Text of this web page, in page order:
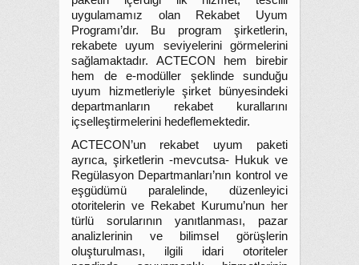
uygulamamız olan Rekabet Uyum
Programı’dır. Bu program şirketlerin,
rekabete uyum seviyelerini görmelerini
sağlamaktadır. ACTECON hem birebir
hem de e-modüller şeklinde sunduğu
uyum hizmetleriyle şirket bünyesindeki
departmanların rekabet kurallarını
içselleştirmelerini hedeflemektedir.
ACTECON’un rekabet uyum paketi
ayrıca, şirketlerin -mevcutsa- Hukuk ve
Regülasyon Departmanları’nın kontrol ve
eşgüdümü paralelinde, düzenleyici
otoritelerin ve Rekabet Kurumu’nun her
türlü sorularının yanıtlanması, pazar
analizlerinin ve bilimsel görüşlerin
oluşturulması, ilgili idari otoriteler